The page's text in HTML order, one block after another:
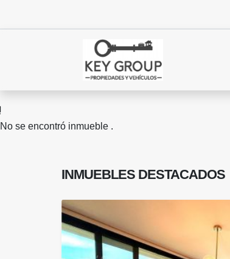
No se encontró inmueble .
INMUEBLES DESTACADOS